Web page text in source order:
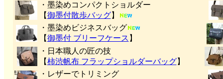
・墨染めコンパクトショルダー
【御墨付散歩バッグ】
・墨染めビジネスバッグ
【御墨付 ブリーフケース 】
・日本職人の匠の技
【柿渋帆布 フラップショルダーバッグ】
・レザーでトリミング